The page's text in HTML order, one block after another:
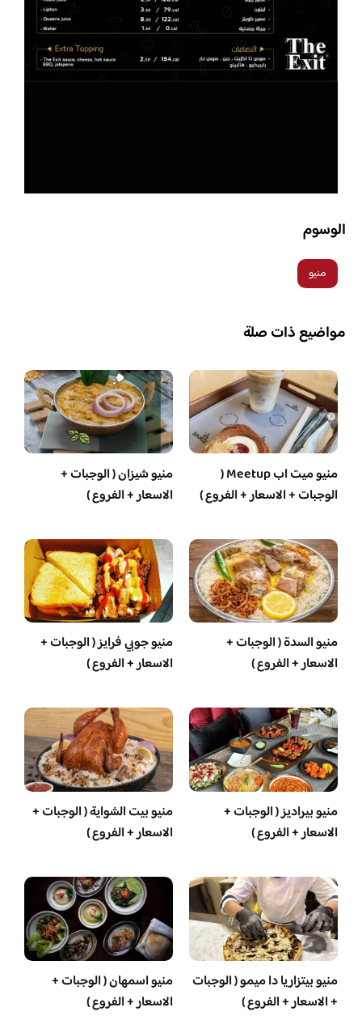
الوسوم
منيو
مواضيع ذات صلة
منيو ميت اب Meetup (
الوجبات + الاسعار + الفروع )
منيو شيزان ( الوجبات +
الاسعار + الفروع )
منيو السدة ( الوجبات +
الاسعار + الفروع )
منيو جوبي فرايز ( الوجبات +
الاسعار + الفروع )
منيو بيراديز ( الوجبات +
الاسعار + الفروع )
منيو بيت الشواية ( الوجبات +
الاسعار + الفروع )
منيو بيتزاريا دا ميمو ( الوجبات
+ الاسعار + الفروع )
منيو اسمهان ( الوجبات +
الاسعار + الفروع )